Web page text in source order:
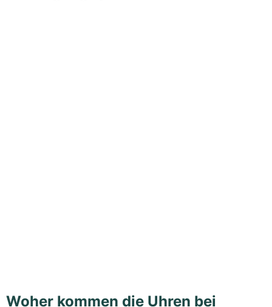
Woher kommen die Uhren bei